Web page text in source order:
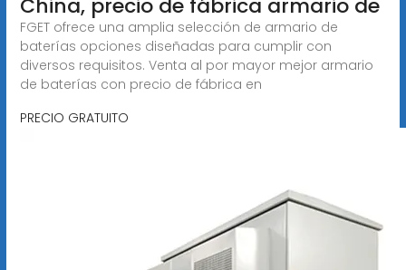
China, precio de fábrica armario de
FGET ofrece una amplia selección de armario de
baterías opciones diseñadas para cumplir con
diversos requisitos. Venta al por mayor mejor armario
de baterías con precio de fábrica en
PRECIO GRATUITO